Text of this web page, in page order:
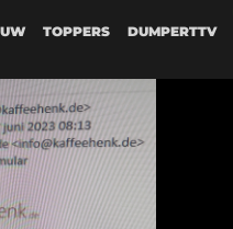
TOPPERS DUMPERTTV